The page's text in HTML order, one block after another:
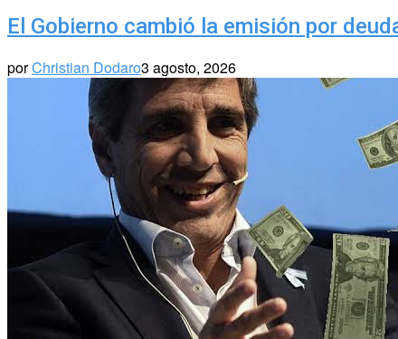
El Gobierno cambió la emisión por
porChristian Dodaro3 agosto, 2026